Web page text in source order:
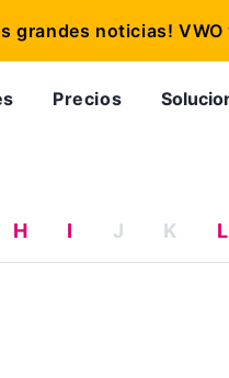
Precios
H I J K L
grandes noticias!